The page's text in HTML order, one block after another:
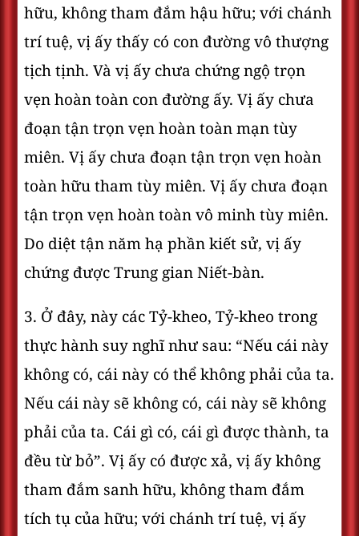
hữu, không tham đắm hậu hữu; với chánh
trí tuệ, vị ấy thấy có con đường vô thượng
tịch tịnh. Và vị ấy chưa chứng ngộ trọn
vẹn hoàn toàn con đường ấy. Vị ấy chưa
đoạn tận trọn vẹn hoàn toàn mạn tùy
miên. Vị ấy chưa đoạn tận trọn vẹn hoàn
toàn hữu tham tùy miên. Vị ấy chưa đoạn
tận trọn vẹn hoàn toàn vô minh tùy miên.
Do diệt tận năm hạ phần kiết sử, vị ấy
chứng được Trung gian Niết-bàn.
3. Ở đây, này các Tỷ-kheo, Tỷ-kheo trong
thực hành suy nghĩ như sau: “Nếu cái này
không có, cái này có thể không phải của ta.
Nếu cái này sẽ không có, cái này sẽ không
phải của ta. Cái gì có, cái gì được thành, ta
đều từ bỏ”. Vị ấy có được xả, vị ấy không
tham đắm sanh hữu, không tham đắm
tích tụ của hữu; với chánh trí tuệ, vị ấy